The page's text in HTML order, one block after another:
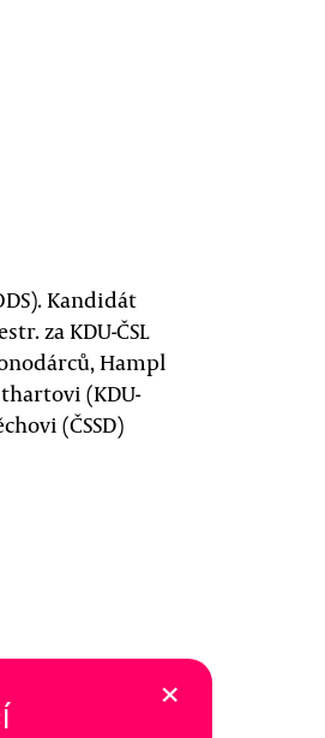
Kandidát
za KDU-ČSL
Hampl
(KDU-
(ČSSD)
×